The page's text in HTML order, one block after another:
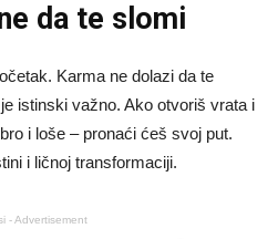
da te slomi
Karma ne dolazi da te
istinski važno. Ako otvoriš vrata i
i loše – pronaći ćeš svoj put.
i ličnoj transformaciji.
- Advertisement